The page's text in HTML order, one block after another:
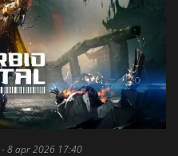
-8 apr 2026 17:40